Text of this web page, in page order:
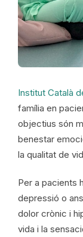
Institut Català
família en
objectius són
benestar
la qualitat de
Per a pacients
depressió o
dolor crònic i
vida i la